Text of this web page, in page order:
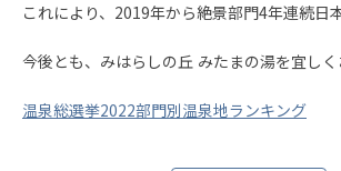
これにより、2019年から絶景部門4年連続日
今後とも、みはらしの丘 みたまの湯を宜しく
温泉総選挙2022部門別温泉地ランキング